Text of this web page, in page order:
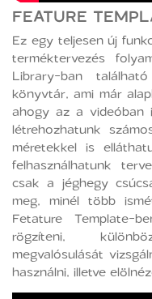
FEATURE
Ez egy teljesen új
terméktervezés
Library-ban
könyvtár, ami már
ahogy az a videóban
létrehozhatunk
méretekkel is
felhasználhatunk
csak a jéghegy
meg, minél több
Fetature Template-
rögzíteni,
megvalósulását
használni, illetve